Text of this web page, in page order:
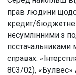
прав людини
кредит/бюджетне
несумлінними з
постачальниками
справах:
803/02), «Булвес»